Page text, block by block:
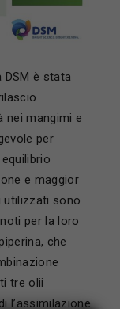
è stata
nei mangimi e
per
e maggior
utilizzati sono
per la loro
che
tre olii
l’assimilazione